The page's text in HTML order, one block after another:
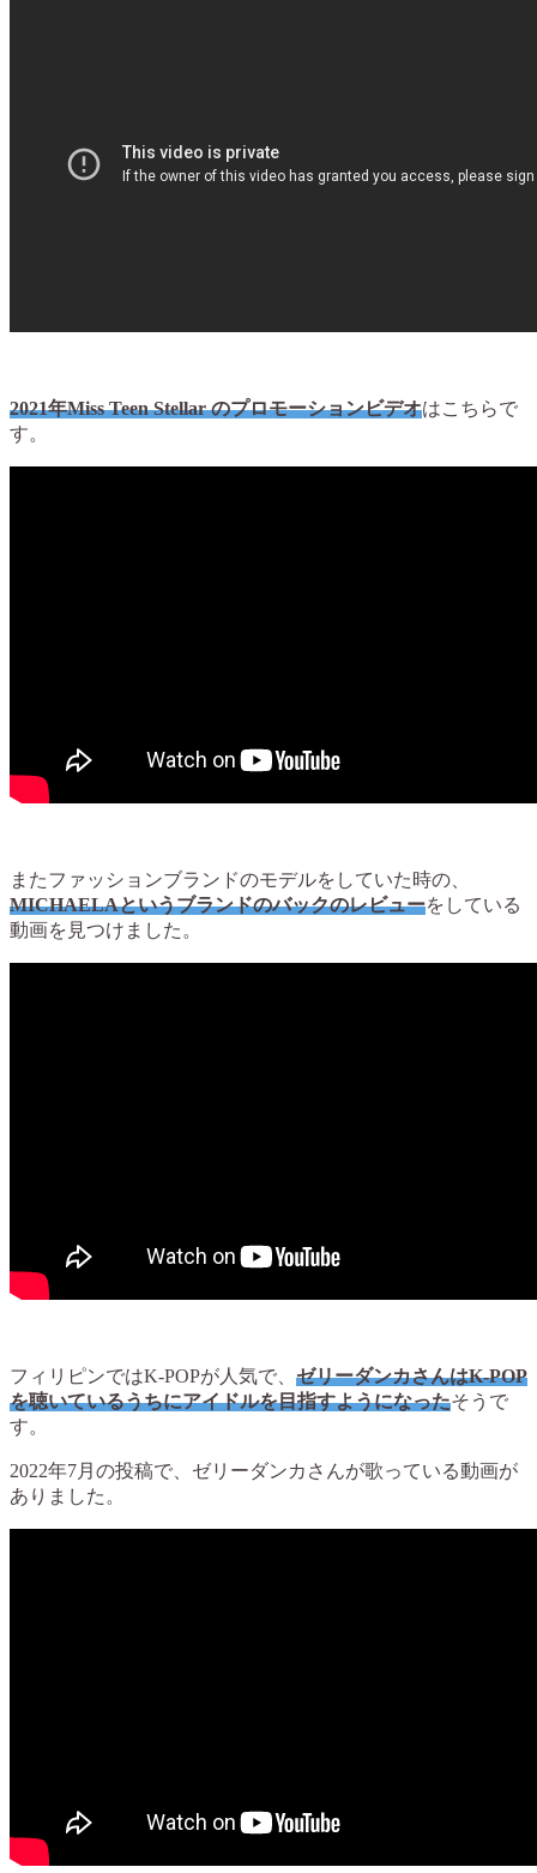
2021年Miss Teen Stellar のプロモーションビデオはこちらで
す。
またファッションブランドのモデルをしていた時の、
MICHAELAというブランドのバックのレビューをしている
動画を見つけました。
フィリピンではK-POPが人気で、 ゼリーダンカさんはK-POP
を聴いているうちにアイドルを目指すようになったそうで
す。
2022年7月の投稿で、ゼリーダンカさんが歌っている動画が
ありました。